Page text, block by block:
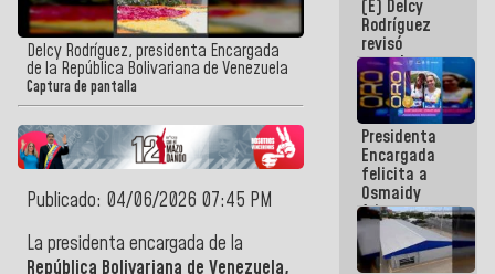
Delcy Rodríguez, presidenta Encargada
de la República Bolivariana de Venezuela
Captura de pantalla
Publicado: 04/06/2026 07:45 PM
La presidenta encargada de la
y del Caribe
2026
(E) Delcy
Rodríguez
revisó
agenda
económica y
ejecución de
fondos de
emergencia
post-sismos
Presidenta
Encargada
felicita a
Osmaidy
Arias y
Giraly
Marcano por
hacer